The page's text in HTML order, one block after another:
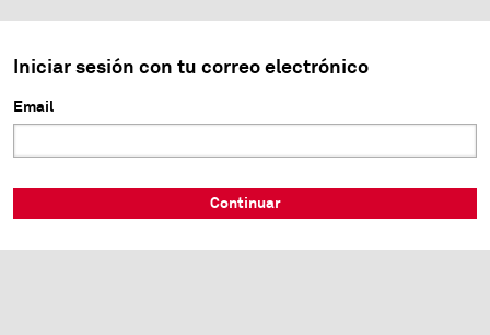
Iniciar sesión con tu correo electrónico
Email
Continuar